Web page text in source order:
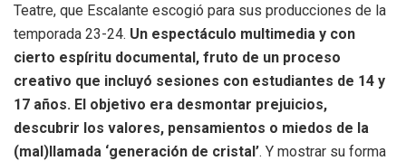
Teatre, que Escalante escogió para sus producciones de la
temporada 23-24. Un espectáculo multimedia y con
cierto espíritu documental, fruto de un proceso
creativo que incluyó sesiones con estudiantes de 14 y
17 años. El objetivo era desmontar prejuicios,
descubrir los valores, pensamientos o miedos de la
(mal)llamada ‘generación de cristal’. Y mostrar su forma